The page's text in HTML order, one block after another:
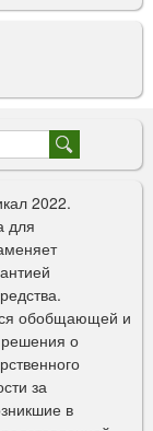
2022.
для
обобщающей и
решения о
за
в